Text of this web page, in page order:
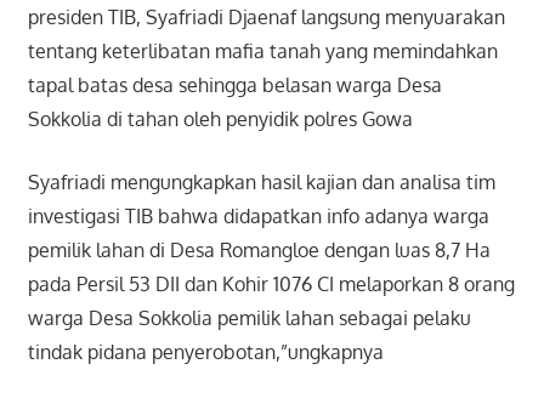
presiden TIB, Syafriadi Djaenaf langsung menyuarakan
tentang keterlibatan mafia tanah yang memindahkan
tapal batas desa sehingga belasan warga Desa
Sokkolia di tahan oleh penyidik polres Gowa
Syafriadi mengungkapkan hasil kajian dan analisa tim
investigasi TIB bahwa didapatkan info adanya warga
pemilik lahan di Desa Romangloe dengan luas 8,7 Ha
pada Persil 53 DII dan Kohir 1076 CI melaporkan 8 orang
warga Desa Sokkolia pemilik lahan sebagai pelaku
tindak pidana penyerobotan,”ungkapnya